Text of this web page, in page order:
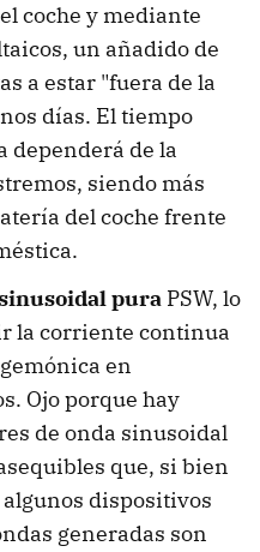
coche y mediante
un añadido de
a estar "fuera de la
días. El tiempo
dependerá de la
siendo más
del coche frente
pura PSW, lo
la corriente continua
en
Ojo porque hay
de onda sinusoidal
que, si bien
dispositivos
generadas son